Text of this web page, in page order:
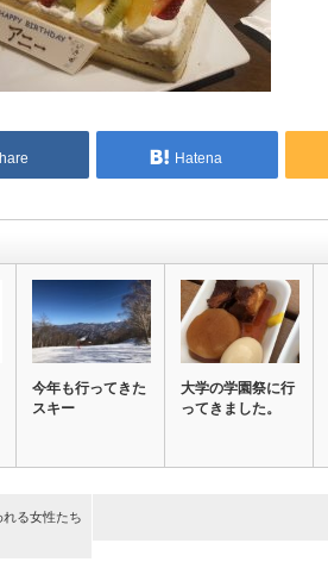
Hatena
今年も行ってきた
スキー
大学の学園祭に行
ってきました。
る女性たち